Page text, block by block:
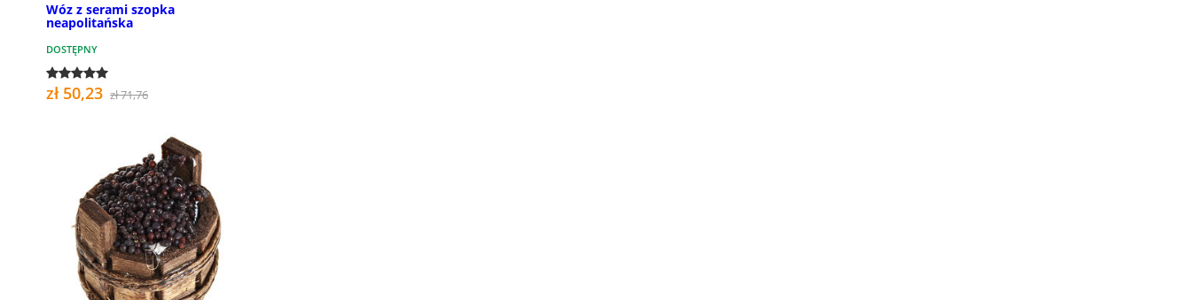
Wóz z serami szopka
neapolitańska
DOSTĘPNY
zł 50,23 zł 71,76